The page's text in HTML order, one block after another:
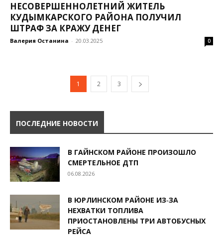
НЕСОВЕРШЕННОЛЕТНИЙ ЖИТЕЛЬ
КУДЫМКАРСКОГО РАЙОНА ПОЛУЧИЛ
ШТРАФ ЗА КРАЖУ ДЕНЕГ
Валерия Останина - 20.03.2025 0
1 2 3
ПОСЛЕДНИЕ НОВОСТИ
В ГАЙНСКОМ РАЙОНЕ ПРОИЗОШЛО
СМЕРТЕЛЬНОЕ ДТП
06.08.2026
В ЮРЛИНСКОМ РАЙОНЕ ИЗ‑ЗА
НЕХВАТКИ ТОПЛИВА
ПРИОСТАНОВЛЕНЫ ТРИ АВТОБУСНЫХ
РЕЙСА